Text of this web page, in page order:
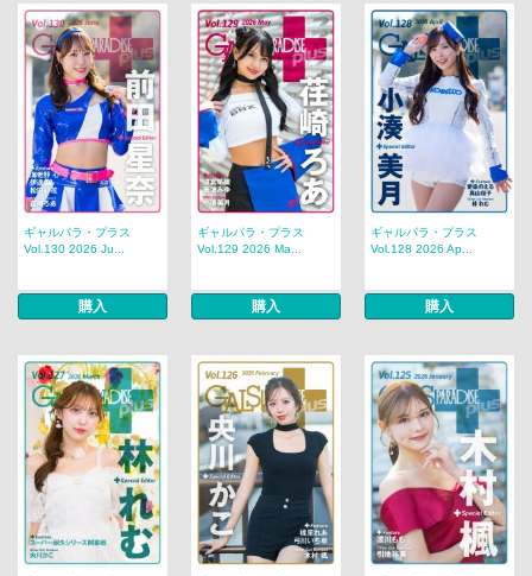
ギャルパラ・プラス
Vol.130 2026 Ju...
購入
ギャルパラ・プラス
Vol.129 2026 Ma...
購入
ギャルパラ・プラス
Vol.128 2026 Ap...
購入